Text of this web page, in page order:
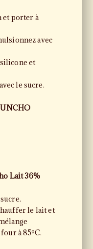
et porter à
avec
et
le sucre.
Lait 36%
le lait et
à 85ºC.